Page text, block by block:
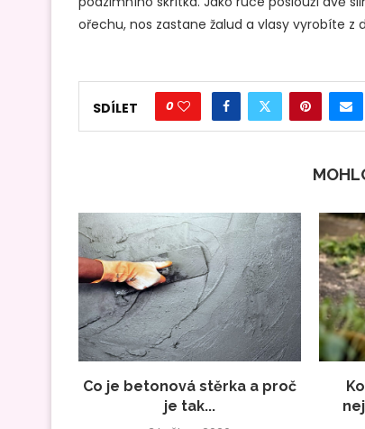
ořechu, nos zastane žalud a vlasy vyrobíte z
SDÍLET 0
Co je betonová stěrka a proč
je tak...